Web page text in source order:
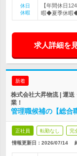
休日
休暇
【年間休日
暇◆夏季休暇
求人詳細を
新着
株式会社大昇物流 | 運
業！
管理職候補の【総
正社員 転勤なし 完
情報更新日：2026/07/14